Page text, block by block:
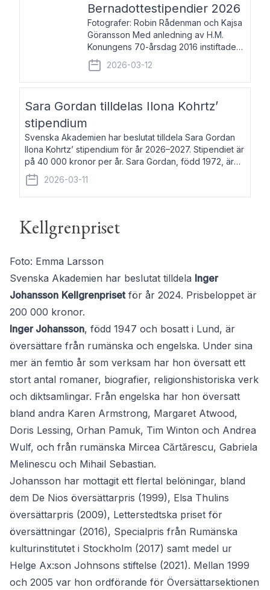
Bernadottestipendier 2026
Fotografer: Robin Rådenman och Kajsa
Göransson Med anledning av H.M.
Konungens 70-årsdag 2016 instiftade
fem av de kungliga akademierna det så
kallade Bernadotteprogrammet med
syfte att genom stipendier erbjuda stöd
2026-03-12
Sara Gordan tilldelas Ilona Kohrtz’
stipendium
Svenska Akademien har beslutat tilldela Sara Gordan
Ilona Kohrtz’ stipendium för år 2026–2027. Stipendiet är
på 40 000 kronor per år. Sara Gordan, född 1972, är
författare och översättare. Hon debuterade 2006 med
det prosalyriska verket En
2026-03-11
Kellgrenpriset
Foto: Emma Larsson
Svenska Akademien har beslutat tilldela Inger
Johansson Kellgrenprisetför år 2024. Prisbeloppet är
200 000 kronor.
Inger Johansson, född 1947 och bosatt i Lund, är
översättare från rumänska och engelska. Under sina
mer än femtio år som verksam har hon översatt ett
stort antal romaner, biografier, religionshistoriska verk
och diktsamlingar. Från engelska har hon översatt
bland andra Karen Armstrong, Margaret Atwood,
Doris Lessing, Orhan Pamuk, Tim Winton och Andrea
Wulf, och från rumänska Mircea Cărtărescu, Gabriela
Melinescu och Mihail Sebastian.
Johansson har mottagit ett flertal belöningar, bland
dem De Nios översättarpris (1999), Elsa Thulins
översättarpris (2009), Letterstedtska priset för
översättningar (2016), Specialpris från Rumänska
kulturinstitutet i Stockholm (2017) samt medel ur
Helge Ax:son Johnsons stiftelse (2021). Mellan 1999
och 2005 var hon ordförande för Översättarsektionen